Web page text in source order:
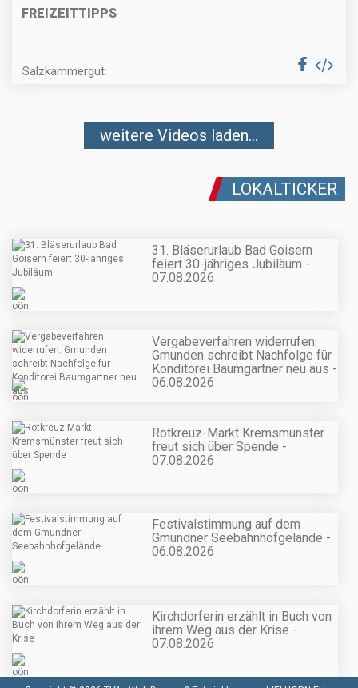
FREIZEITTIPPS
Salzkammergut
weitere Videos laden...
LOKALTICKER
31. Bläserurlaub Bad Goisern
feiert 30-jähriges Jubiläum -
07.08.2026
Vergabeverfahren widerrufen:
Gmunden schreibt Nachfolge für
Konditorei Baumgartner neu aus -
06.08.2026
Rotkreuz-Markt Kremsmünster
freut sich über Spende -
07.08.2026
Festivalstimmung auf dem
Gmundner Seebahnhofgelände -
06.08.2026
Kirchdorferin erzählt in Buch von
ihrem Weg aus der Krise -
07.08.2026